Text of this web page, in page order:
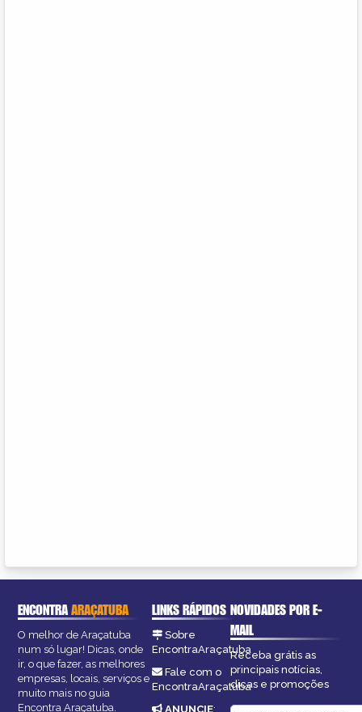
ENCONTRAARAÇATUBA
O melhor de Araçatuba
num só lugar! Dicas, onde
ir, o que fazer, as melhores
empresas, locais, serviços e
muito mais no guia
Encontra Araçatuba.
LINKS RÁPIDOS
Sobre
EncontraAraçatuba
Fale com o
EncontraAraçatuba
ANUNCIE:
NOVIDADES POR E-
MAIL
Receba grátis as
principais notícias,
dicas e promoções